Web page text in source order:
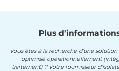
Plus
Vous êtes à la recherche d’une
optimisé opérationnellement
traitement) ? Votre fournisseur